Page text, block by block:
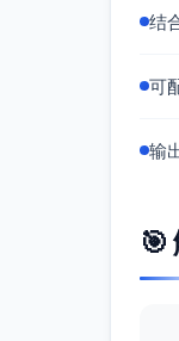
结
可
输
🎯